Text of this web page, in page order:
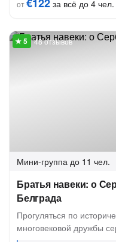
от
за всё до 4 чел.
48 отзывов
Мини-группа до 11 чел.
Братья навеки: о
Белграда
Прогуляться по
многовековой дружбы